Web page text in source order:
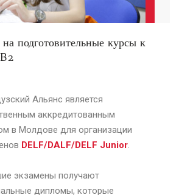
на подготовительные курсы к
Альянс является
аккредитованным
в Молдове для организации
DELF/DALF/DELF Junior.
экзамены получают
дипломы, которые